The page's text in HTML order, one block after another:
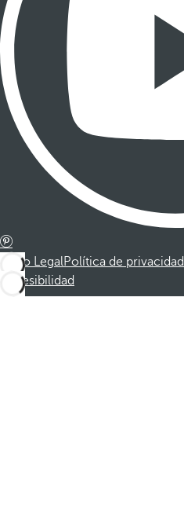
Aviso LegalPolítica de privacidad
Accesibilidad